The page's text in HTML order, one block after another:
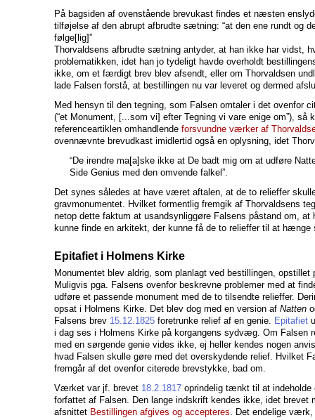
På bagsiden af ovenstående brevukast findes et næsten
tilføjelse af den abrupt afbrudte sætning: “at den ene rundt og
følge[lig]”
Thorvaldsens afbrudte sætning antyder, at han ikke har vidst,
problematikken, idet han jo tydeligt havde overholdt
ikke, om et færdigt brev blev afsendt, eller om Thorvaldsen
lade Falsen forstå, at bestillingen nu var leveret og dermed
Med hensyn til den tegning, som Falsen omtaler i det ovenfor
(“et Monument, [...som vi] efter Tegning vi vare enige om”), så
referenceartiklen omhandlende forsvundne værker af
ovennævnte brevudkast imidlertid også en oplysning, idet
“De irendre ma[a]ske ikke at De badt mig om at udføre
Side Genius med den omvende falkel”.
Det synes således at have været aftalen, at de to relieffer
gravmonumentet. Hvilket formentlig fremgik af Thorvaldsens
netop dette faktum at usandsynliggøre Falsens påstand om, at
kunne finde en arkitekt, der kunne få de to relieffer til at hænge
Epitafiet i Holmens Kirke
Monumentet blev aldrig, som planlagt ved bestillingen, opstillet
Muligvis pga. Falsens ovenfor beskrevne problemer med at
udføre et passende monument med de to tilsendte relieffer.
opsat i Holmens Kirke. Det blev dog med en version af Natten
Falsens brev 15.12.1825 foretrunke relief af en genie. Epitafiet
i dag ses i Holmens Kirke på korgangens sydvæg. Om Falsen
med en sørgende genie vides ikke, ej heller kendes nogen
hvad Falsen skulle gøre med det overskydende relief. Hvilket
fremgår af det ovenfor citerede brevstykke, bad om.
Værket var jf. brevet 18.2.1817 oprindelig tænkt til at indeholde
forfattet af Falsen. Den lange indskrift kendes ikke, idet brevet
afsnittet Bestillingen afgives og accepteres . Det endelige